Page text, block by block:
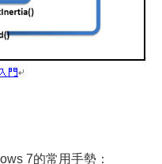
7的常用手勢：